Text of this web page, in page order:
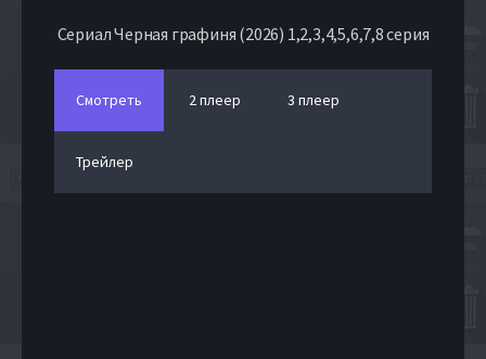
Сериал Черная графиня (2026) 1,2,3,4,5,6,7,8 серия
Смотреть 2 плеер 3 плеер
Трейлер